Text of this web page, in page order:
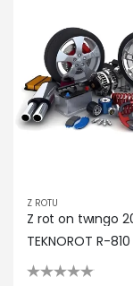
Z ROTU
TEKNOROT R-810